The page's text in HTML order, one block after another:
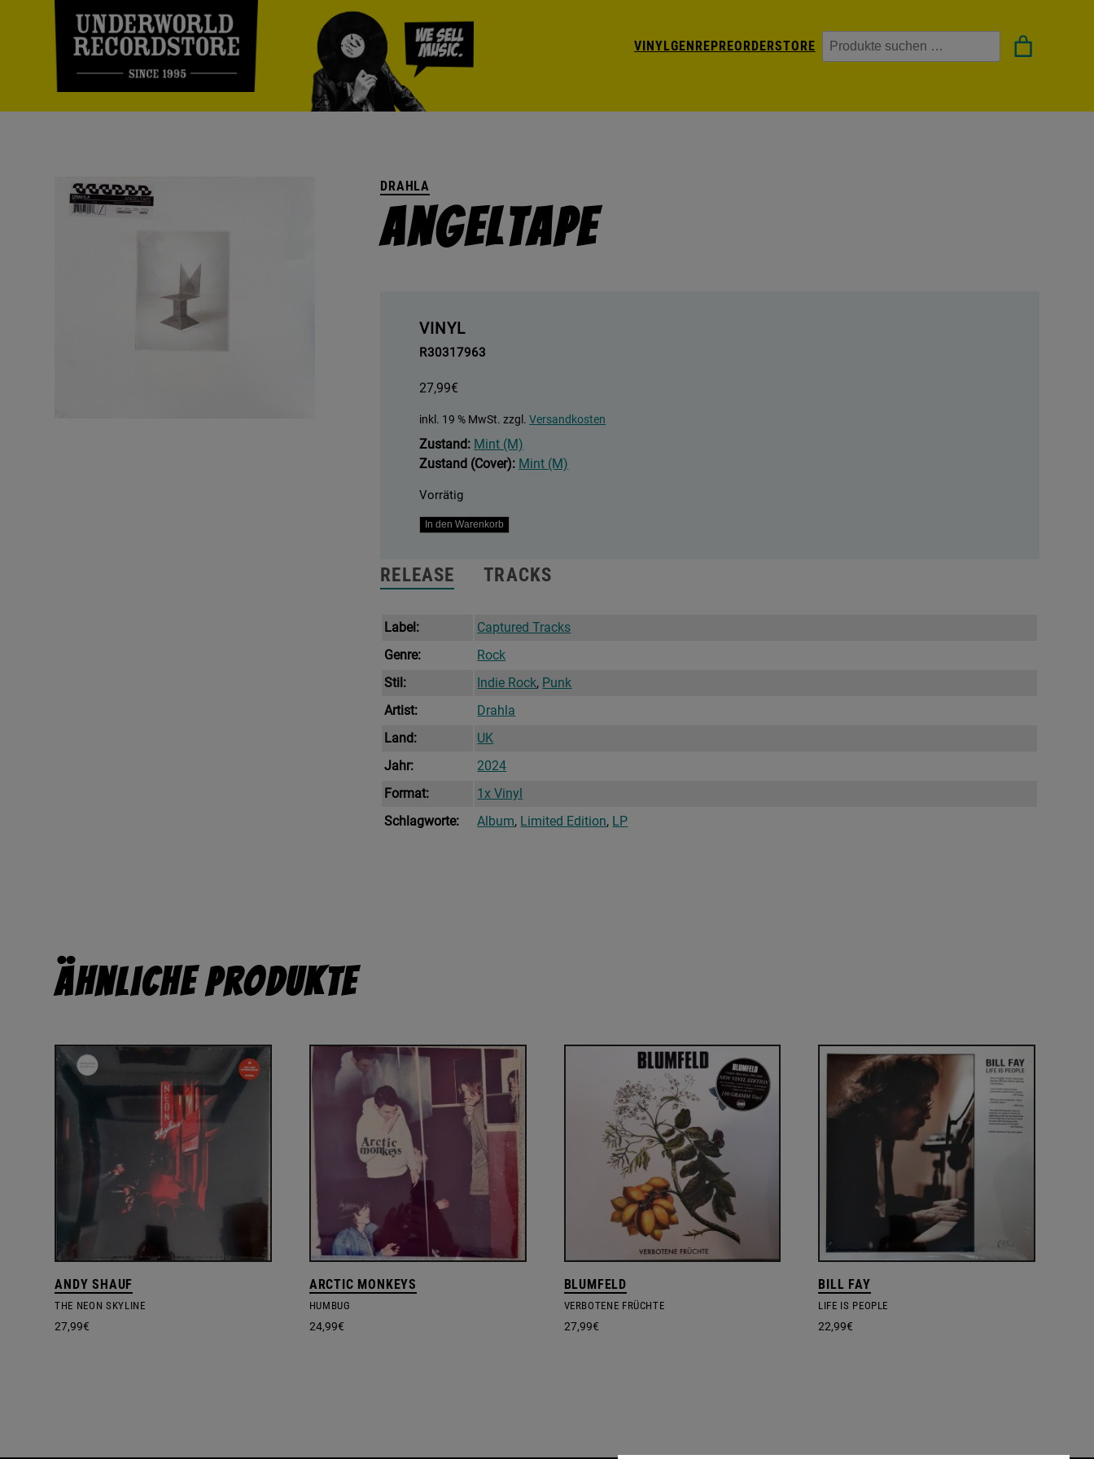
VINYLGENREPREORDERSTORE Suchen
DRAHLA
Angeltape
VINYL
R30317963
27,99€
inkl. 19 % MwSt. zzgl.Versandkosten
Zustand: Mint (M)
Zustand (Cover): Mint (M)
Vorrätig
Angeltape
In den Warenkorb
RELEASE TRACKS
Label:
Captured Tracks
Genre:
Rock
Stil:
Indie Rock, Punk
Artist:
Drahla
Land:
UK
Jahr:
2024
Format:
1x Vinyl
Schlagworte:
Album, Limited Edition, LP
Ähnliche Produkte
ANDY SHAUF
THE NEON SKYLINE
27,99€
ARCTIC MONKEYS
HUMBUG
24,99€
BLUMFELD
VERBOTENE FRÜCHTE
27,99€
BILL FAY
LIFE IS PEOPLE
22,99€